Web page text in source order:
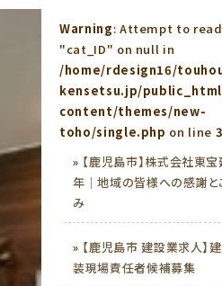
Warning: Attempt to
"cat_ID" on null in
/home/rdesign16/
kensetsu.jp/
content/themes/new-
toho/single.php on line
» 【鹿児島市】株式会社東
年｜地域の皆様への感謝と
み
» 【鹿児島市 建設業求人】
装現場責任者候補募集